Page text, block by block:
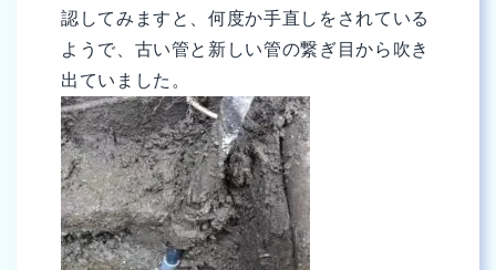
認してみますと、何度か手直しをされている
ようで、古い管と新しい管の繋ぎ目から吹き
出ていました。